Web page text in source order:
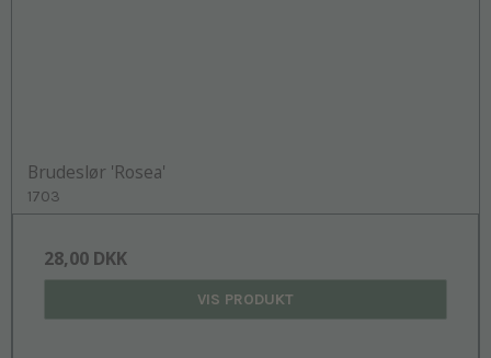
Brudeslør 'Rosea'
1703
28,00 DKK
VIS PRODUKT